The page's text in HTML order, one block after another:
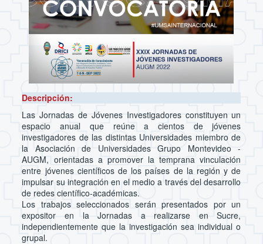
Descripción:
Las Jornadas de Jóvenes Investigadores constituyen un
espacio anual que reúne a cientos de jóvenes
investigadores de las distintas Universidades miembro de
la Asociación de Universidades Grupo Montevideo -
AUGM, orientadas a promover la temprana vinculación
entre jóvenes científicos de los países de la región y de
impulsar su integración en el medio a través del desarrollo
de redes científico-académicas.
Los trabajos seleccionados serán presentados por un
expositor en la Jornadas a realizarse en Sucre,
independientemente que la investigación sea individual o
grupal.